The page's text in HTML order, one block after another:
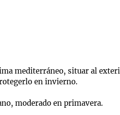
mediterráneo, situar al
en invierno.
moderado en primavera.